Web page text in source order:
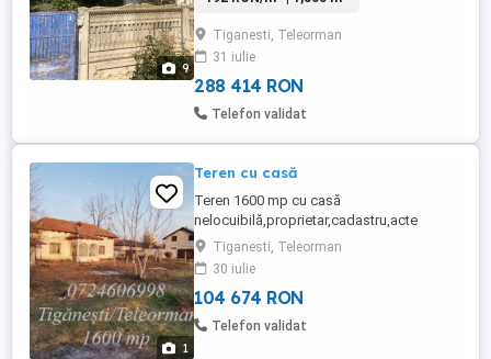
9
Tiganesti, Teleorman
31 iulie
288 414 RON
Telefon validat
1
Teren cu casă
Teren 1600 mp cu casă
nelocuibilă,proprietar,cadastru,acte
ok,casa are curent electric.Detalii la nr de
telefon de pe imagine
Tiganesti, Teleorman
30 iulie
104 674 RON
Telefon validat